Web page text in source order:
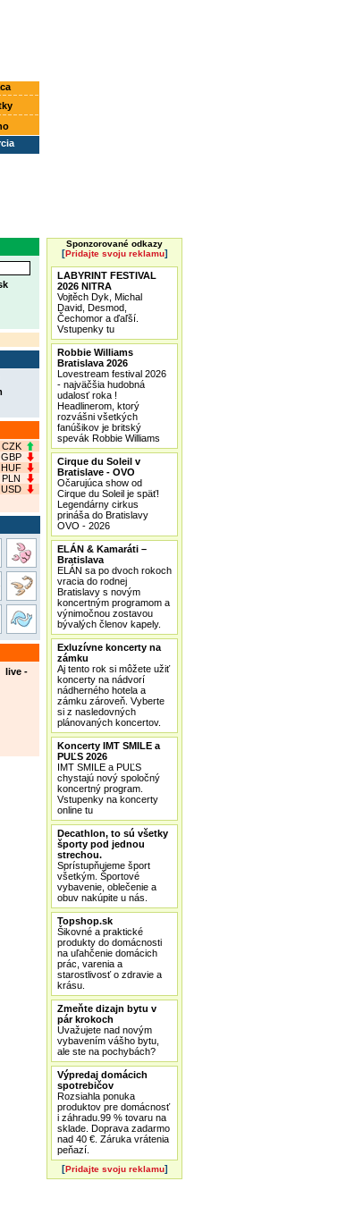
CZK
GBP
HUF
PLN
USD
live -
Sponzorované odkazy
[Pridajte svoju reklamu]
LABYRINT FESTIVAL
2026 NITRA
Vojtěch Dyk, Michal
David, Desmod,
Čechomor a ďaľší.
Vstupenky tu
Robbie Williams
Bratislava 2026
Lovestream festival 2026
- najväčšia hudobná
udalosť roka !
Headlinerom, ktorý
rozvášni všetkých
fanúšikov je britský
spevák Robbie Williams
Cirque du Soleil v
Bratislave - OVO
Očarujúca show od
Cirque du Soleil je späť!
Legendárny cirkus
prináša do Bratislavy
OVO - 2026
ELÁN & Kamaráti –
Bratislava
ELÁN sa po dvoch rokoch
vracia do rodnej
Bratislavy s novým
koncertným programom a
výnimočnou zostavou
bývalých členov kapely.
Exluzívne koncerty na
zámku
Aj tento rok si môžete užiť
koncerty na nádvorí
nádherného hotela a
zámku zároveň. Vyberte
si z nasledovných
plánovaných koncertov.
Koncerty IMT SMILE a
PUĽS 2026
IMT SMILE a PUĽS
chystajú nový spoločný
koncertný program.
Vstupenky na koncerty
online tu
Decathlon, to sú všetky
športy pod jednou
strechou.
Sprístupňujeme šport
všetkým. Športové
vybavenie, oblečenie a
obuv nakúpite u nás.
Topshop.sk
Šikovné a praktické
produkty do domácnosti
na uľahčenie domácich
prác, varenia a
starostlivosť o zdravie a
krásu.
Zmeňte dizajn bytu v
pár krokoch
Uvažujete nad novým
vybavením vášho bytu,
ale ste na pochybách?
Výpredaj domácich
spotrebičov
Rozsiahla ponuka
produktov pre domácnosť
i záhradu.99 % tovaru na
sklade. Doprava zadarmo
nad 40 €. Záruka vrátenia
peňazí.
[Pridajte svoju reklamu]